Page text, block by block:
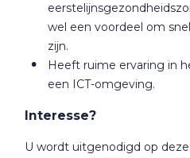
wel een voordeel om
zijn.
Heeft ruime ervaring in
een ICT-omgeving.
Interesse?
U wordt uitgenodigd op